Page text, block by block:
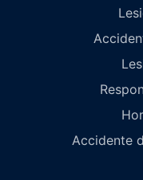
Accidente